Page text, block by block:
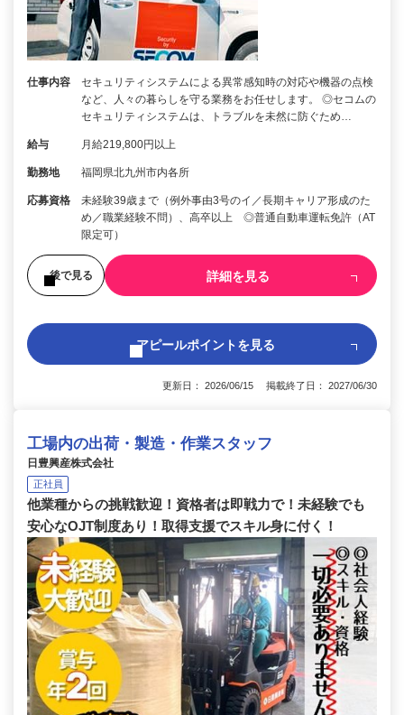
仕事内容
セキュリティシステムによる異常感知時の対応や機器の点検
など、人々の暮らしを守る業務をお任せします。 ◎セコムの
セキュリティシステムは、トラブルを未然に防ぐため…
給与 月給219,800円以上
勤務地 福岡県北九州市内各所
応募資格
未経験39歳まで（例外事由3号のイ／長期キャリア形成のた
め／職業経験不問）、高卒以上 ◎普通自動車運転免許（AT
限定可）
後で見る 詳細を見る
アピールポイントを見る
更新日： 2026/06/15 掲載終了日： 2027/06/30
工場内の出荷・製造・作業スタッフ
日豊興産株式会社
正社員
他業種からの挑戦歓迎！資格者は即戦力で！未経験でも
安心なOJT制度あり！取得支援でスキル身に付く！